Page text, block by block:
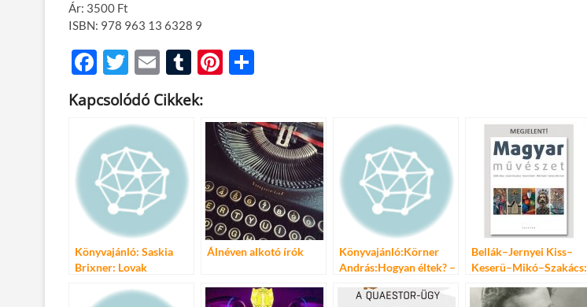
Ár: 3500 Ft
ISBN: 978 963 13 6328 9
F
ac
e
b
o
o
k
T
w
itt
er
E
m
ail
T
u
m
Pi
es
t
m
e
g
Kapcsolódó Cikkek:
Könyvajánló: Saskia
Brixner: Lovak
felszerelés – gondozás
Álnéven alkotó írók
Könyvajánló:Körner
András:Hogyan éltek? –
hétköznapi élete
Bellák–Jernyei Kiss–
Keserü–Mikó–Szakács: